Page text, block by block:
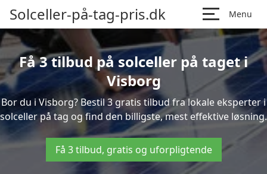
Solceller-på-tag-pris.dk Menu
Få 3 tilbud på solceller på taget i
Visborg
Bor du i Visborg? Bestil 3 gratis tilbud fra lokale eksperter i
solceller på tag og find den billigste, mest effektive løsning.
Få 3 tilbud, gratis og uforpligtende